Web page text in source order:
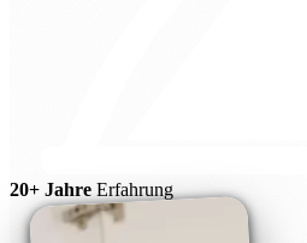
20+ Jahre Erfahrung